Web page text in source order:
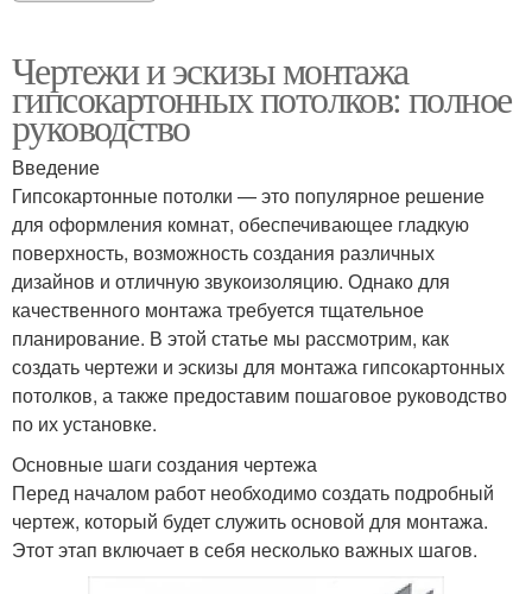
Чертежи и эскизы монтажа
гипсокартонных потолков: полное
руководство
Введение
Гипсокартонные потолки — это популярное решение
для оформления комнат, обеспечивающее гладкую
поверхность, возможность создания различных
дизайнов и отличную звукоизоляцию. Однако для
качественного монтажа требуется тщательное
планирование. В этой статье мы рассмотрим, как
создать чертежи и эскизы для монтажа гипсокартонных
потолков, а также предоставим пошаговое руководство
по их установке.
Основные шаги создания чертежа
Перед началом работ необходимо создать подробный
чертеж, который будет служить основой для монтажа.
Этот этап включает в себя несколько важных шагов.